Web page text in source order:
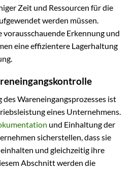
Zeit und Ressourcen für die
werden müssen.
Erkennung und
eine effizientere Lagerhaltung
Wareneingangsprozesses ist
eines Unternehmens.
und Einhaltung der
sicherstellen, dass sie
und gleichzeitig ihre
Abschnitt werden die